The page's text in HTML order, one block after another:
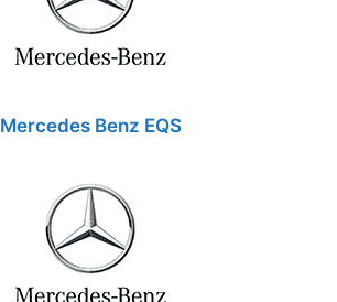
Mercedes Benz EQS